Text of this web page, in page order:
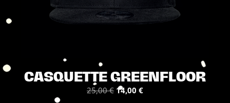
CASQUETTE GREENFLOOR
25,00€ Le
prix
14,00 €Le